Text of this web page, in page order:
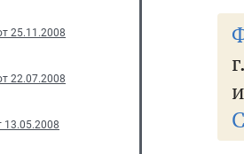
25.11.2008
22.07.2008
13.05.2008